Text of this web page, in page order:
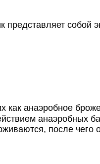
представляет собой
как анаэробное
анаэробных
после